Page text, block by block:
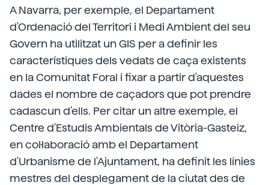
A Navarra, per exemple, el Departament
d'Ordenació del Territori i Medi Ambient del seu
Govern ha utilitzat un GIS per a definir les
característiques dels vedats de caça existents
en la Comunitat Foral i fixar a partir d'aquestes
dades el nombre de caçadors que pot prendre
cadascun d'ells. Per citar un altre exemple, el
Centre d'Estudis Ambientals de Vitòria-Gasteiz,
en col·laboració amb el Departament
d'Urbanisme de l'Ajuntament, ha definit les línies
mestres del desplegament de la ciutat des de